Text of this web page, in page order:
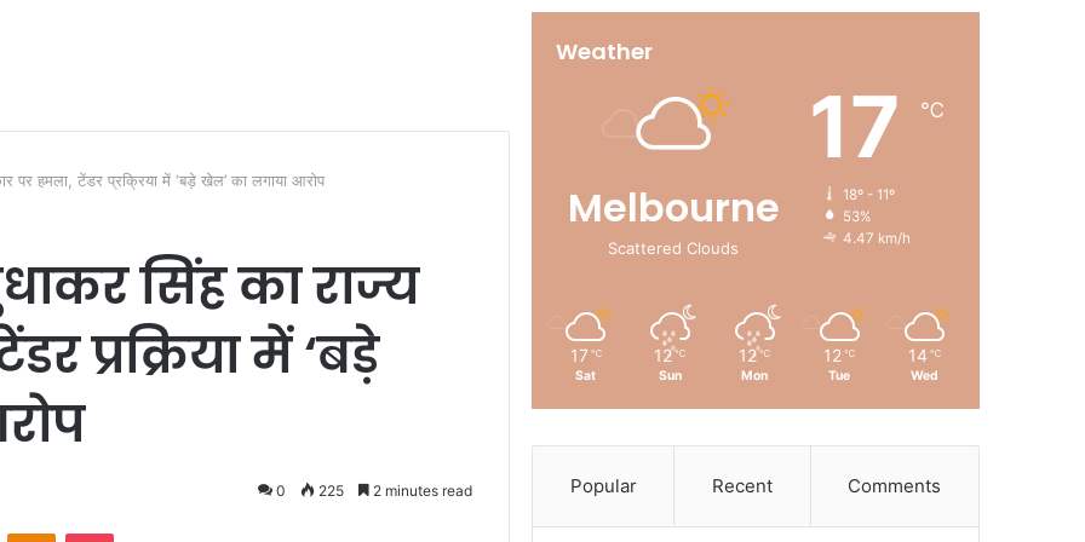
पर हमला, टेंडर प्रक्रिया में ‘बड़े खेल’ का लगाया आरोप
सिंह का राज्य
प्रक्रिया में ‘बड़े
0 225 2 minutes read
Weather
Melbourne
Scattered Clouds
17 ℃
18º - 11º
53%
4.47 km/h
17 ℃
Sat
12 ℃
Sun
12 ℃
Mon
12 ℃
Tue
14 ℃
Wed
Popular Recent Comments